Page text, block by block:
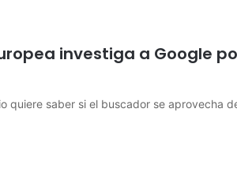
investiga a Google
quiere saber si el buscador se aprovecha